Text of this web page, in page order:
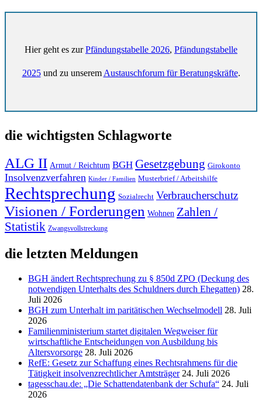
Hier geht es zurPfändungstabelle 2026, Pfändungstabelle
2025und zu unserem Austauschforum für Beratungskräfte.
die wichtigsten Schlagworte
ALG II Armut / Reichtum BGH Gesetzgebung Girokonto
Insolvenzverfahren Kinder / Familien Musterbrief / Arbeitshilfe
Rechtsprechung Sozialrecht Verbraucherschutz
Visionen / Forderungen Wohnen Zahlen /
Statistik Zwangsvollstreckung
die letzten Meldungen
BGH ändert Rechtsprechung zu § 850d ZPO (Deckung des
notwendigen Unterhalts des Schuldners durch Ehegatten) 28.
Juli 2026
BGH zum Unterhalt im paritätischen Wechselmodell 28. Juli
2026
Familienministerium startet digitalen Wegweiser für
wirtschaftliche Entscheidungen von Ausbildung bis
Altersvorsorge 28. Juli 2026
RefE: Gesetz zur Schaffung eines Rechtsrahmens für die
Tätigkeit insolvenzrechtlicher Amtsträger 24. Juli 2026
tagesschau.de: „Die Schattendatenbank der Schufa“ 24. Juli
2026